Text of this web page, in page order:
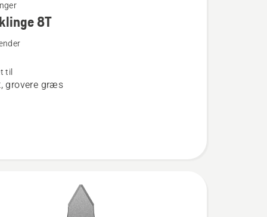
8T
til
grovere græs